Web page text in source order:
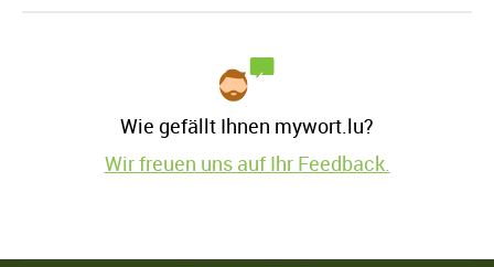
Wie gefällt Ihnen mywort.lu?
Wir freuen uns auf Ihr Feedback.